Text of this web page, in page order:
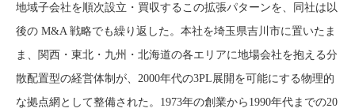
地域子会社を順次設立・買収するこの拡張パターンを、同社は以
後の M&A 戦略でも繰り返した。本社を埼玉県吉川市に置いたま
ま、関西・東北・九州・北海道の各エリアに地場会社を抱える分
散配置型の経営体制が、2000年代の3PL展開を可能にする物理的
な拠点網として整備された。1973年の創業から1990年代までの20